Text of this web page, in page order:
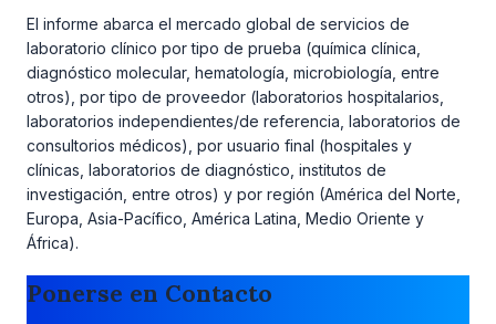
El informe abarca el mercado global de servicios de
laboratorio clínico por tipo de prueba (química clínica,
diagnóstico molecular, hematología, microbiología, entre
otros), por tipo de proveedor (laboratorios hospitalarios,
laboratorios independientes/de referencia, laboratorios de
consultorios médicos), por usuario final (hospitales y
clínicas, laboratorios de diagnóstico, institutos de
investigación, entre otros) y por región (América del Norte,
Europa, Asia-Pacífico, América Latina, Medio Oriente y
África).
Ponerse en Contacto